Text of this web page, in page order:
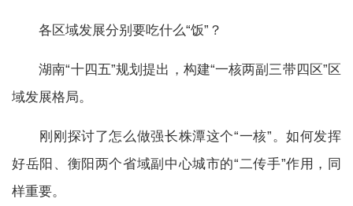
各区域发展分别要吃什么“饭”？
湖南“十四五”规划提出，构建“一核两副三带四区”区
域发展格局。
刚刚探讨了怎么做强长株潭这个“一核”。如何发挥
好岳阳、衡阳两个省域副中心城市的“二传手”作用，同
样重要。